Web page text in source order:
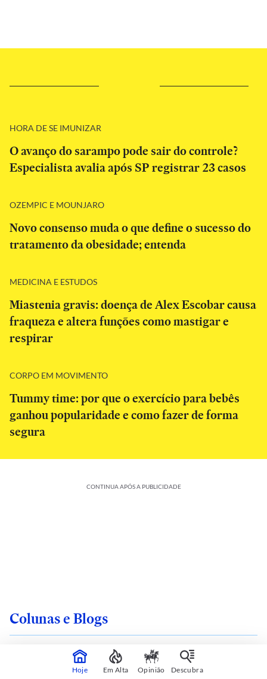
HORA DE SE IMUNIZAR
O avanço do sarampo pode sair do controle?
Especialista avalia após SP registrar 23 casos
OZEMPIC E MOUNJARO
Novo consenso muda o que define o sucesso do
tratamento da obesidade; entenda
MEDICINA E ESTUDOS
Miastenia gravis: doença de Alex Escobar causa
fraqueza e altera funções como mastigar e
respirar
CORPO EM MOVIMENTO
Tummy time: por que o exercício para bebês
ganhou popularidade e como fazer de forma
segura
CONTINUA APÓS A PUBLICIDADE
Colunas e Blogs
Hoje Em Alta Opinião Descubra